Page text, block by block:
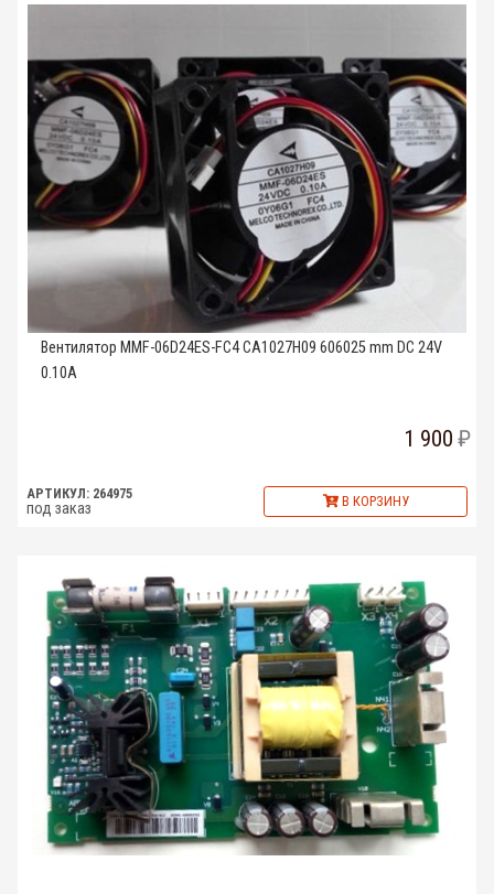
Вентилятор MMF-06D24ES-FC4 CA1027H09 606025 mm DC 24V
0.10A
1 900
АРТИКУЛ: 264975
под заказ В КОРЗИНУ